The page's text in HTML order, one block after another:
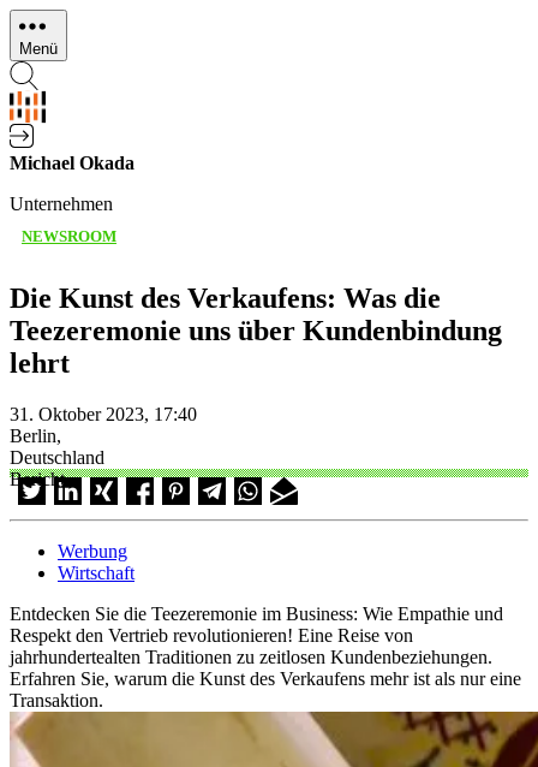
Direkt
zum
Inhalt
Menü
Michael Okada
Unternehmen
NEWSROOM
Die Kunst des Verkaufens: Was die
Teezeremonie uns über Kundenbindung
lehrt
31. Oktober 2023, 17:40
Berlin,
Deutschland
Bericht
Werbung
Wirtschaft
Entdecken Sie die Teezeremonie im Business: Wie Empathie und
Respekt den Vertrieb revolutionieren! Eine Reise von
jahrhundertealten Traditionen zu zeitlosen Kundenbeziehungen.
Erfahren Sie, warum die Kunst des Verkaufens mehr ist als nur eine
Transaktion.